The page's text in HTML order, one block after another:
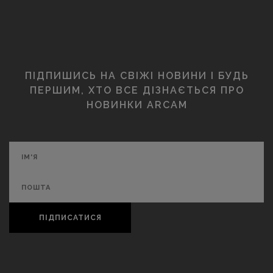
ПІДПИШИСЬ НА СВІЖІ НОВИНИ І БУДЬ
ПЕРШИМ, ХТО ВСЕ ДІЗНАЄТЬСЯ ПРО
НОВИНКИ ARCAM
ПІДПИСАТИСЯ